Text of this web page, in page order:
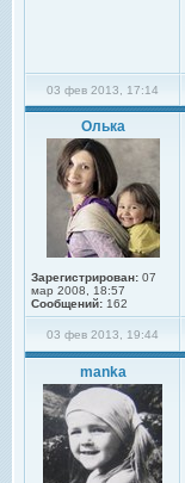
03 фев 2013, 17:14
Олька
Зарегистрирован: 07
мар 2008, 18:57
Сообщений: 162
03 фев 2013, 19:44
manka